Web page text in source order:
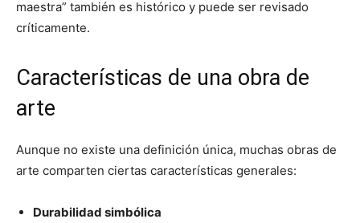
maestra” también es histórico y puede ser revisado
críticamente.
Características de una obra de
arte
Aunque no existe una definición única, muchas obras de
arte comparten ciertas características generales:
Durabilidad simbólica